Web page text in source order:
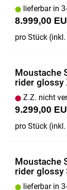
lieferbar in
8.999,00
pro Stück
Moustache
rider glossy
Z.Z. nicht
9.299,00
pro Stück
Moustache
rider glossy
lieferbar in